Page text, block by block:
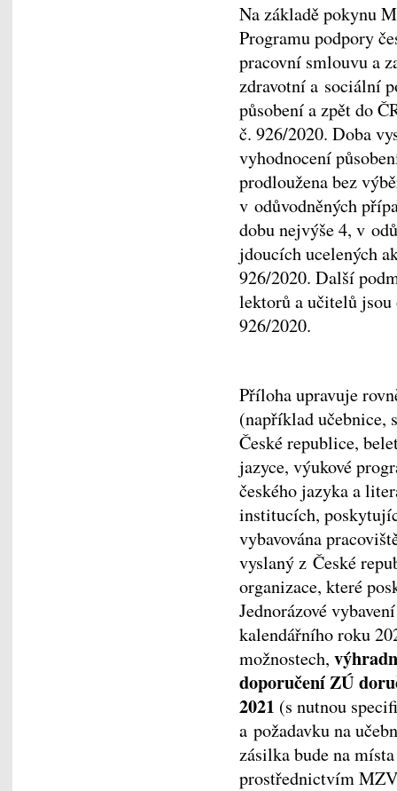
Na základě pokynu
Programu podpory
pracovní smlouvu a
zdravotní a sociální
působení a zpět do
č. 926/2020. Doba
vyhodnocení
prodloužena bez
v odůvodněných
dobu nejvýše 4, v
jdoucích ucelených
926/2020. Další
lektorů a učitelů jsou
926/2020.
Příloha upravuje
(například učebnice,
České republice,
jazyce, výukové
českého jazyka a
institucích,
vybavována
vyslaný z České
organizace, které
Jednorázové
kalendářního roku
možnostech,
doporučení ZÚ
2021 (s nutnou
a požadavku na
zásilka bude na
prostřednictvím